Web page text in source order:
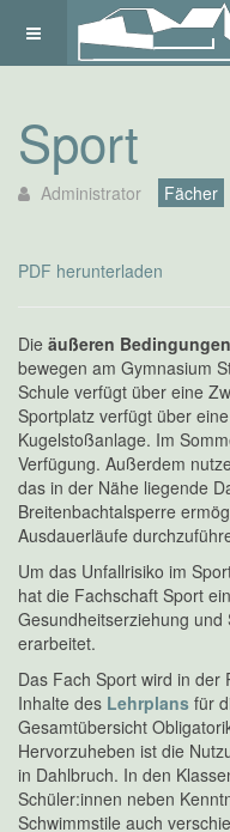
Sport
Administrator Fächer
PDF herunterladen
Die äußeren Bedingungen
bewegen am Gymnasium
Schule verfügt über eine
Sportplatz verfügt über
Kugelstoßanlage. Im
Verfügung. Außerdem
das in der Nähe liegende
Breitenbachtalsperre
Ausdauerläufe
Um das Unfallrisiko im
hat die Fachschaft Sport ein
Gesundheitserziehung
erarbeitet.
Das Fach Sport wird in der
Inhalte des Lehrplans für
Gesamtübersicht
Hervorzuheben ist die
in Dahlbruch. In den
Schüler:innen neben
Schwimmstile auch